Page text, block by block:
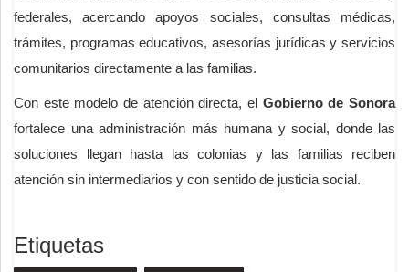
federales, acercando apoyos sociales, consultas médicas,
trámites, programas educativos, asesorías jurídicas y servicios
comunitarios directamente a las familias.
Con este modelo de atención directa, el Gobierno de Sonora
fortalece una administración más humana y social, donde las
soluciones llegan hasta las colonias y las familias reciben
atención sin intermediarios y con sentido de justicia social.
Etiquetas